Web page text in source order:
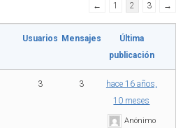
← 1 2 3 →
Usuarios Mensajes
Última
publicación
3 3
hace 16 años,
10 meses
Anónimo